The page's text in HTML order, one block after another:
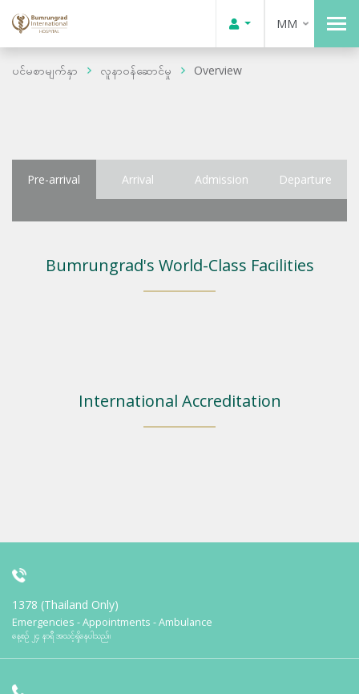
MM
ပင်မစာမျက်နှာ လူနာဝန်ဆောင်မှု Overview
Pre-arrival Arrival Admission Departure
Bumrungrad's World-Class Facilities
International Accreditation
1378 (Thailand Only)
Emergencies - Appointments - Ambulance
နေ့စဉ် ၂၄ နာရီ အသင့်ရှိနေပါသည်။